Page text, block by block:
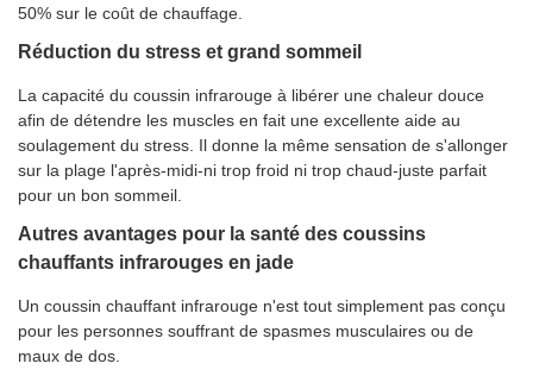
50% sur le coût de chauffage.
Réduction du stress et grand sommeil
La capacité du coussin infrarouge à libérer une chaleur douce
afin de détendre les muscles en fait une excellente aide au
soulagement du stress. Il donne la même sensation de s'allonger
sur la plage l'après-midi-ni trop froid ni trop chaud-juste parfait
pour un bon sommeil.
Autres avantages pour la santé des coussins
chauffants infrarouges en jade
Un coussin chauffant infrarouge n'est tout simplement pas conçu
pour les personnes souffrant de spasmes musculaires ou de
maux de dos.